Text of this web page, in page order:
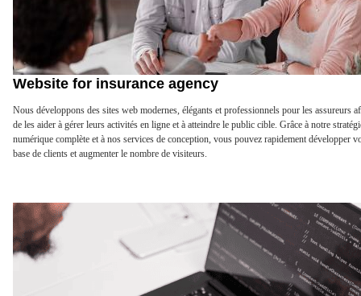
Website for insurance agency
Nous développons des sites web modernes, élégants et professionnels pour les assureurs
de les aider à gérer leurs activités en ligne et à atteindre le public cible. Grâce à notre
numérique complète et à nos services de conception, vous pouvez rapidement développer
base de clients et augmenter le nombre de visiteurs.